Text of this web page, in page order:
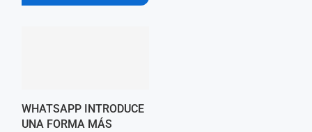
WHATSAPP INTRODUCE
UNA FORMA MÁS